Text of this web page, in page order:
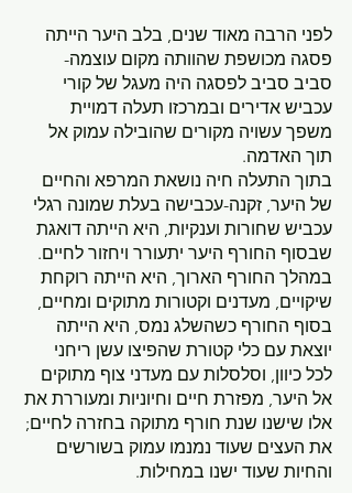
לפני הרבה מאוד שנים, בלב היער הייתה
פסגה מכושפת שהוותה מקום עוצמה-
סביב סביב לפסגה היה מעגל של קורי
עכביש אדירים ובמרכזו תעלה דמויית
משפך עשויה מקורים שהובילה עמוק אל
תוך האדמה.
בתוך התעלה חיה נושאת המרפא והחיים
של היער, זקנה-עכבישה בעלת שמונה רגלי
עכביש שחורות וענקיות, היא הייתה דואגת
שבסוף החורף היער יתעורר ויחזור לחיים.
במהלך החורף הארוך, היא הייתה רוקחת
שיקויים, מעדנים וקטורות מתוקים ומחיים,
בסוף החורף כשהשלג נמס, היא הייתה
יוצאת עם כלי קטורת שהפיצו עשן ריחני
לכל כיוון, וסלסלות עם מעדני צוף מתוקים
אל היער, מפזרת חיים וחיוניות ומעוררת את
אלו שישנו שנת חורף מתוקה בחזרה לחיים;
את העצים שעוד נמנמו עמוק בשורשים
והחיות שעוד ישנו במחילות.